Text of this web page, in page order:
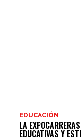
EDUCACIÓN
LA
EDUCATIVAS Y